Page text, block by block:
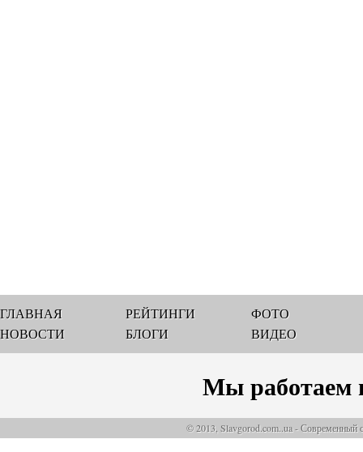
ГЛАВНАЯ
НОВОСТИ
РЕЙТИНГИ
БЛОГИ
ФОТО
ВИДЕО
Мы работаем
© 2013, Slavgorod.com..ua - Современный